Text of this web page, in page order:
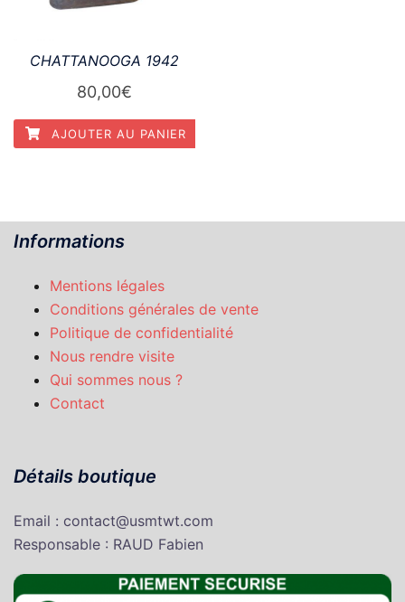
CHATTANOOGA 1942
80,00€
AJOUTER AU PANIER
Informations
Mentions légales
Conditions générales de vente
Politique de confidentialité
Nous rendre visite
Qui sommes nous ?
Contact
Détails boutique
Email : contact@usmtwt.com
Responsable : RAUD Fabien